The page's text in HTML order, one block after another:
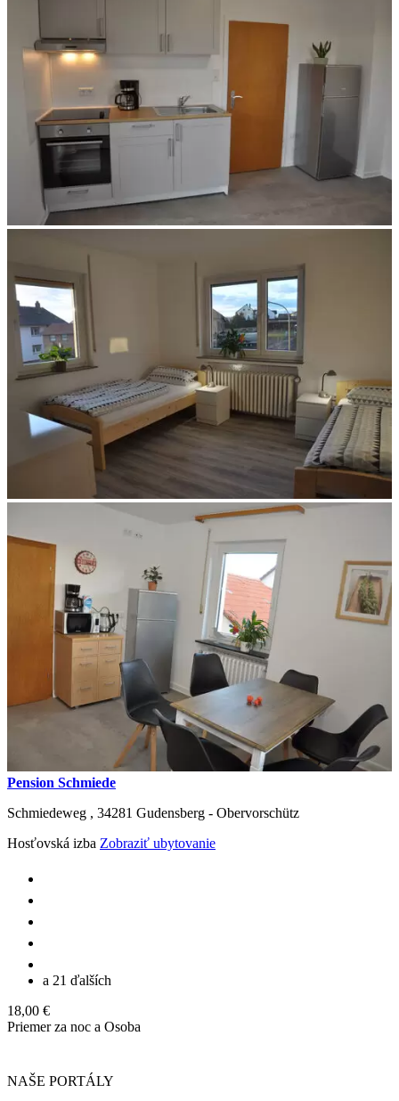
Pension Schmiede
Schmiedeweg , 34281 Gudensberg - Obervorschütz
Hosťovská izba Zobraziť ubytovanie
a 21 ďalších
18,00 €
Priemer za noc a Osoba
NAŠE PORTÁLY